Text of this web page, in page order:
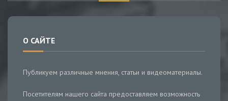
О САЙТЕ
Публикуем различные мнения, статьи и видеоматериалы.
Посетителям нашего сайта предоставляем возможность